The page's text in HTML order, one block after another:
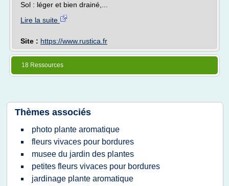
Sol : léger et bien drainé,...
Lire la suite
Site : https://www.rustica.fr
18 Ressources
Thèmes associés
photo plante aromatique
fleurs vivaces pour bordures
musee du jardin des plantes
petites fleurs vivaces pour bordures
jardinage plante aromatique